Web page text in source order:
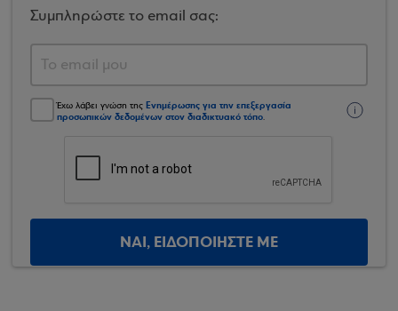
Συμπληρώστε το email σας:
Έχω λάβει γνώση της Ενημέρωσης για την επεξεργασία
προσωπικών δεδομένων στον διαδικτυακό τόπο.
ΝΑΙ, ΕΙΔΟΠΟΙΗΣΤΕ ΜΕ